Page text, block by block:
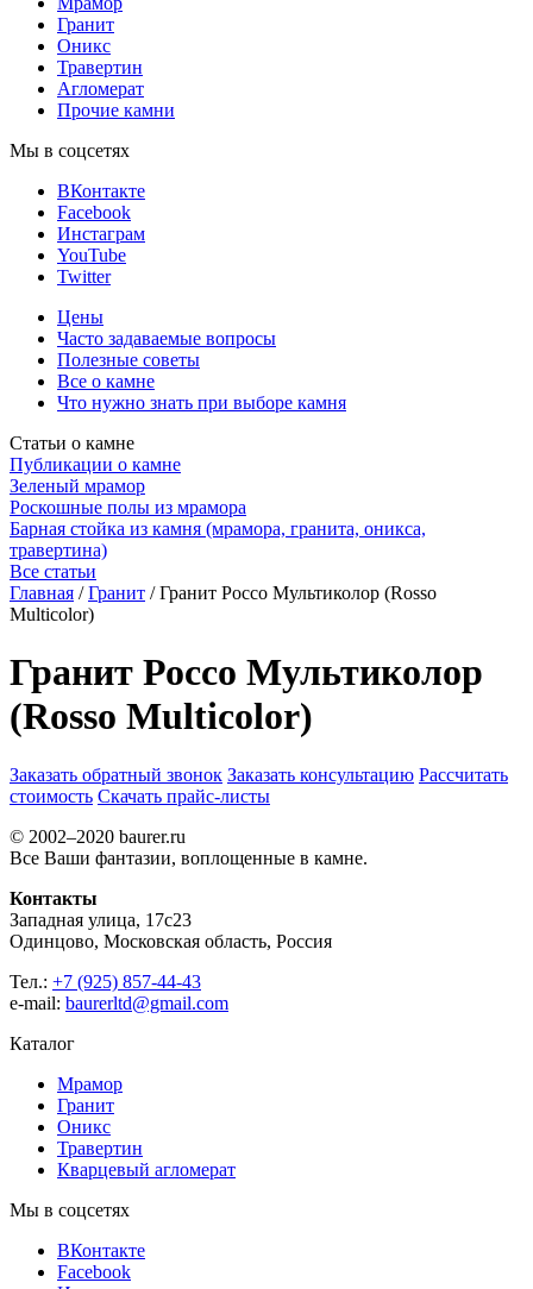
Гранит
Оникс
Травертин
Агломерат
Прочие камни
Мы в соцсетях
ВКонтакте
Facebook
Инстаграм
YouTube
Twitter
Цены
Часто задаваемые вопросы
Полезные советы
Все о камне
Что нужно знать при выборе камня
Статьи о камне
Публикации о камне
Зеленый мрамор
Роскошные полы из мрамора
Барная стойка из камня (мрамора, гранита, оникса,
травертина)
Все статьи
Главная / Гранит / Гранит Россо Мультиколор (Rosso
Multicolor)
Гранит Россо Мультиколор
(Rosso Multicolor)
Заказать обратный звонок Заказать консультацию Рассчитать
стоимость Скачать прайс-листы
© 2002–2020 baurer.ru
Все Ваши фантазии, воплощенные в камне.
Контакты
Западная улица, 17с23
Одинцово, Московская область, Россия
Тел.: +7 (925) 857-44-43
e-mail: baurerltd@gmail.com
Каталог
Мрамор
Гранит
Оникс
Травертин
Кварцевый агломерат
Мы в соцсетях
ВКонтакте
Facebook